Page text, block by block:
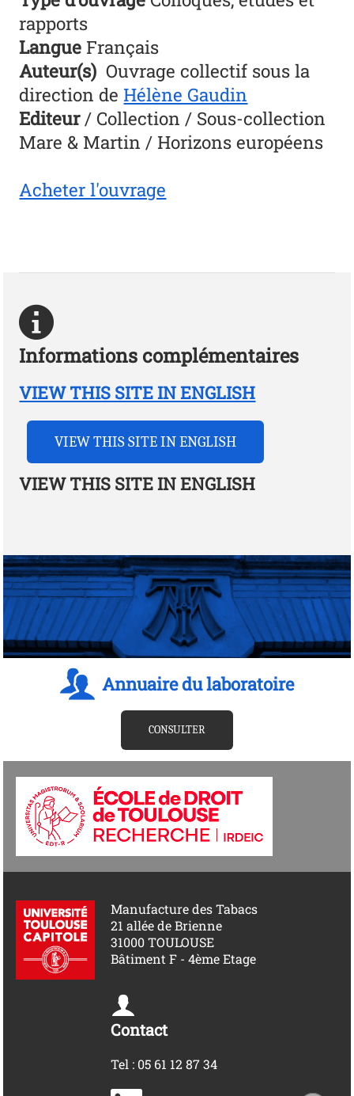
rapports
Langue Français
Auteur(s) Ouvrage collectif sous la
direction deHélène Gaudin
Editeur/ Collection / Sous-collection
Mare & Martin / Horizons européens
Acheter l'ouvrage
Informations complémentaires
VIEW THIS SITE IN ENGLISH
VIEW THIS SITE IN ENGLISH
VIEW THIS SITE IN ENGLISH
Annuaire du laboratoire
CONSULTER
Manufacture des Tabacs
21 allée de Brienne
31000 TOULOUSE
Bâtiment F - 4ème Etage
Contact
Tel : 05 61 12 87 34